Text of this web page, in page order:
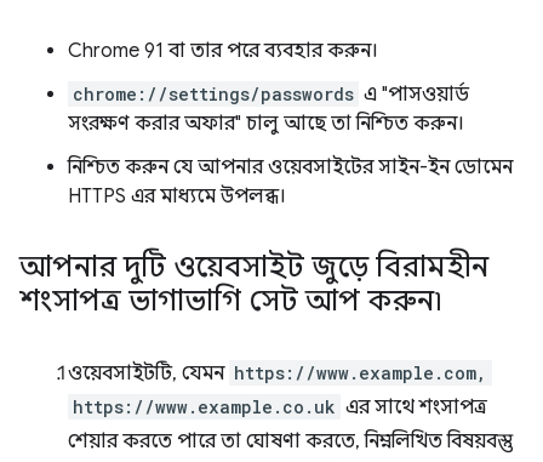
Chrome 91 বা তার পরে ব্যবহার করুন।
chrome://settings/passwords এ "পাসওয়ার্ড
সংরক্ষণ করার অফার" চালু আছে তা নিশ্চিত করুন।
নিশ্চিত করুন যে আপনার ওয়েবসাইটের সাইন-ইন ডোমেন
HTTPS এর মাধ্যমে উপলব্ধ।
আপনার দুটি ওয়েবসাইট জুড়ে বিরামহীন
শংসাপত্র ভাগাভাগি সেট আপ করুন৷
ওয়েবসাইটটি, যেমন https://www.example.com,
https://www.example.co.uk এর সাথে শংসাপত্র
শেয়ার করতে পারে তা ঘোষণা করতে, নিম্নলিখিত বিষয়বস্তু